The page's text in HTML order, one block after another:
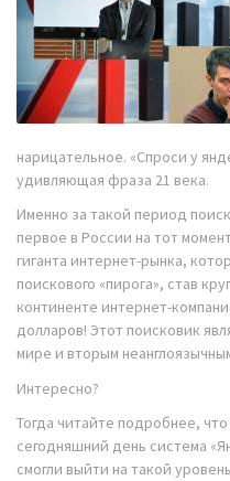
нарицательное. «Спроси у
удивляющая фраза 21 века.
Именно за такой период
первое в России на тот
гиганта интернет-рынка,
поискового «пирога», став
континенте интернет-
долларов! Этот поисковик
мире и вторым
Интересно?
Тогда читайте подробнее,
сегодняшний день система
смогли выйти на такой